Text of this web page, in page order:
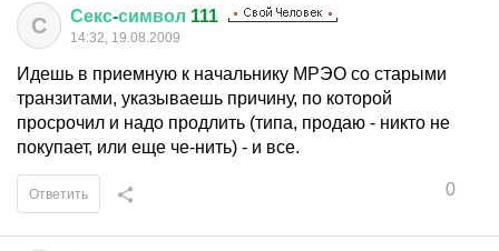
С Секс-символ 111
14:32, 19.08.2009
Идешь в приемную к начальнику МРЭО со старыми
транзитами, указываешь причину, по которой
просрочил и надо продлить (типа, продаю - никто не
покупает, или еще че-нить) - и все.
0
Ответить